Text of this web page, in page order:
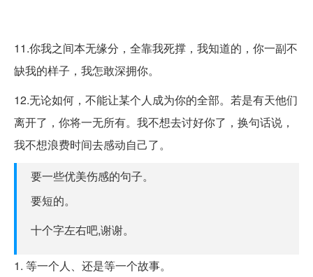
11.你我之间本无缘分，全靠我死撑，我知道的，你一副不
缺我的样子，我怎敢深拥你。
​12.无论如何，不能让某个人成为你的全部。若是有天他们
离开了，你将一无所有。我不想去讨好你了，换句话说，
我不想浪费时间去感动自己了。
要一些优美伤感的句子。
要短的。
十个字左右吧,谢谢。
1. 等一个人、还是等一个故事。